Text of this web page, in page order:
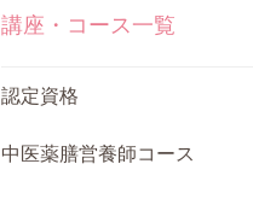
講座・コース一覧
認定資格
中医薬膳営養師コース